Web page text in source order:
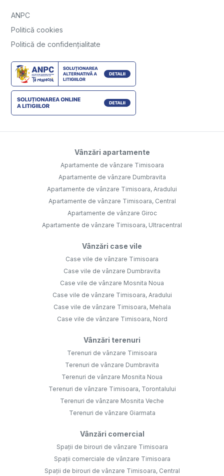
ANPC
Politică cookies
Politică de confidențialitate
Vânzări apartamente
Apartamente de vânzare Timisoara
Apartamente de vânzare Dumbravita
Apartamente de vânzare Timisoara, Aradului
Apartamente de vânzare Timisoara, Central
Apartamente de vânzare Giroc
Apartamente de vânzare Timisoara, Ultracentral
Vânzări case vile
Case vile de vânzare Timisoara
Case vile de vânzare Dumbravita
Case vile de vânzare Mosnita Noua
Case vile de vânzare Timisoara, Aradului
Case vile de vânzare Timisoara, Mehala
Case vile de vânzare Timisoara, Nord
Vânzări terenuri
Terenuri de vânzare Timisoara
Terenuri de vânzare Dumbravita
Terenuri de vânzare Mosnita Noua
Terenuri de vânzare Timisoara, Torontalului
Terenuri de vânzare Mosnita Veche
Terenuri de vânzare Giarmata
Vânzări comercial
Spații de birouri de vânzare Timisoara
Spații comerciale de vânzare Timisoara
Spații de birouri de vânzare Timisoara, Central